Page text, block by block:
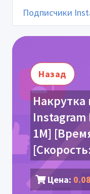
Подписчики
Назад
Накрутка
1М]
Цена: 0.08